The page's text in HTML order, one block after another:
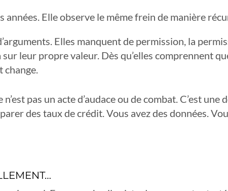
Elle observe le même frein de manière
Elles manquent de permission, la
leur propre valeur. Dès qu’elles comprennent
pas un acte d’audace ou de combat. C’est une
des taux de crédit. Vous avez des données.